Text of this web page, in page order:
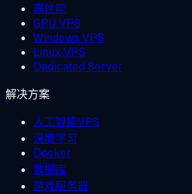
高性能
GPU VPS
Windows VPS
Linux VPS
Dedicated Server
解决方案
人工智能VPS
深度学习
Docker
数据库
游戏服务器